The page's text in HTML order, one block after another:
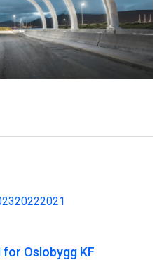
20222021
Oslobygg KF